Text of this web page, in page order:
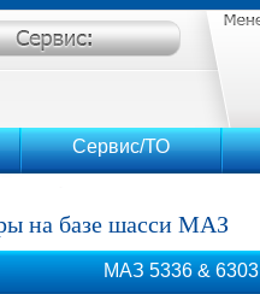
Сервис/ТО
на базе шасси МАЗ
МАЗ 5336 & 6303